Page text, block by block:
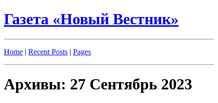
Газета «Новый Вестник»
Home | Recent Posts | Pages
Архивы: 27 Сентябрь 2023